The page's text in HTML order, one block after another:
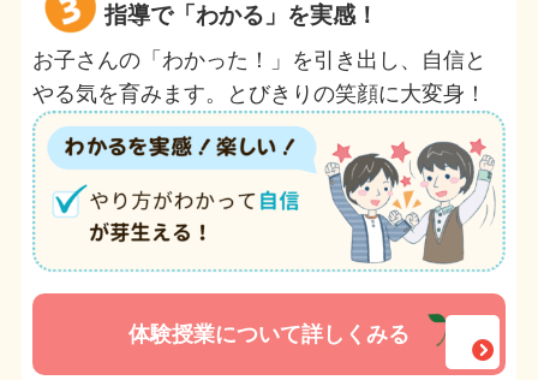
指導で「わかる」を実感！
お子さんの「わかった！」を引き出し、自信と
やる気を育みます。とびきりの笑顔に大変身！
体験授業について詳しくみる